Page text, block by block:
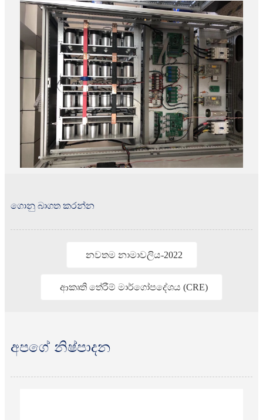
ගොනු බාගත කරන්න
නවතම නාමාවලිය-2022
ආකෘති තේරීම් මාර්ගෝපදේශය (CRE)
අපගේ නිෂ්පාදන